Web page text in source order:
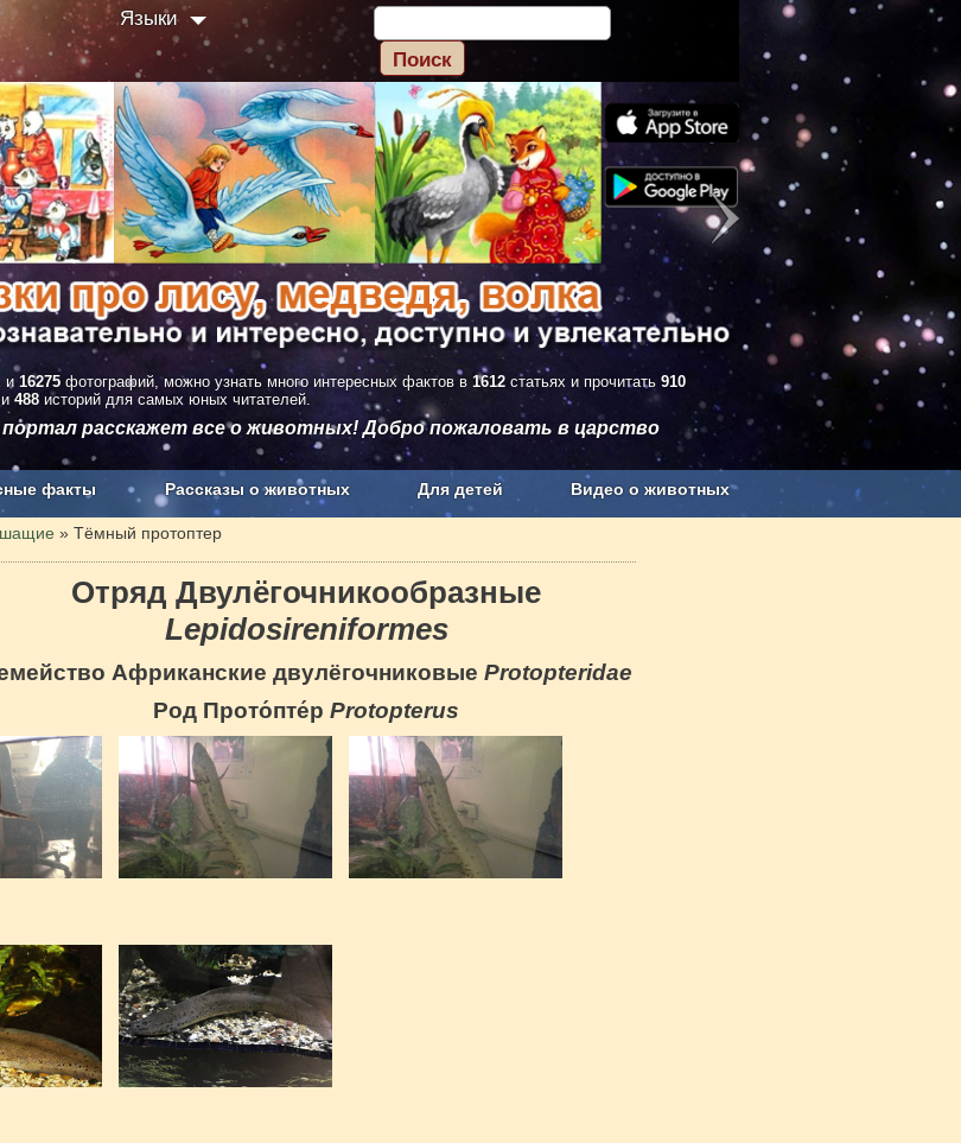
Языки
и 16275 фотографий, можно узнать много интересных фактов в 1612 статьях и прочитать 910
488 историй для самых юных читателей.
расскажет все о животных! Добро пожаловать в царство
факты Рассказы о животных Для детей Видео о животных
» Тёмный протоптер
Отряд Двулёгочникообразные
Lepidosireniformes
Африканские двулёгочниковые Protopteridae
Род Прото́пте́р Protopterus